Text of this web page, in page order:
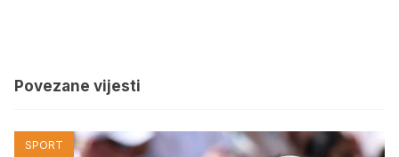
Povezane vijesti
SPORT